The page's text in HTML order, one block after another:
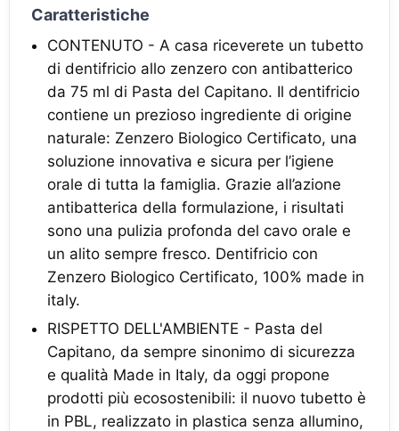
Caratteristiche
CONTENUTO - A casa riceverete un tubetto
di dentifricio allo zenzero con antibatterico
da 75 ml di Pasta del Capitano. Il dentifricio
contiene un prezioso ingrediente di origine
naturale: Zenzero Biologico Certificato, una
soluzione innovativa e sicura per l’igiene
orale di tutta la famiglia. Grazie all’azione
antibatterica della formulazione, i risultati
sono una pulizia profonda del cavo orale e
un alito sempre fresco. Dentifricio con
Zenzero Biologico Certificato, 100% made in
italy.
RISPETTO DELL'AMBIENTE - Pasta del
Capitano, da sempre sinonimo di sicurezza
e qualità Made in Italy, da oggi propone
prodotti più ecosostenibili: il nuovo tubetto è
in PBL, realizzato in plastica senza allumino,